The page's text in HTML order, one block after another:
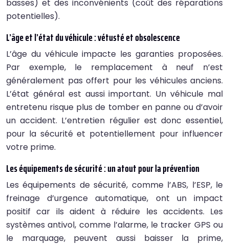
basses) et des inconvénients (coût des réparations
potentielles).
L’âge et l’état du véhicule : vétusté et obsolescence
L’âge du véhicule impacte les garanties proposées.
Par exemple, le remplacement à neuf n’est
généralement pas offert pour les véhicules anciens.
L’état général est aussi important. Un véhicule mal
entretenu risque plus de tomber en panne ou d’avoir
un accident. L’entretien régulier est donc essentiel,
pour la sécurité et potentiellement pour influencer
votre prime.
Les équipements de sécurité : un atout pour la prévention
Les équipements de sécurité, comme l’ABS, l’ESP, le
freinage d’urgence automatique, ont un impact
positif car ils aident à réduire les accidents. Les
systèmes antivol, comme l’alarme, le tracker GPS ou
le marquage, peuvent aussi baisser la prime,